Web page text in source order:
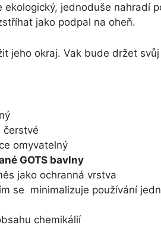
ekologický, jednoduše nahradí
jako podpal na oheň.
jeho okraj. Vak bude držet
čerstvé
omyvatelný
GOTS bavlny
jako ochranná vrstva
se minimalizuje používání
chemikálií